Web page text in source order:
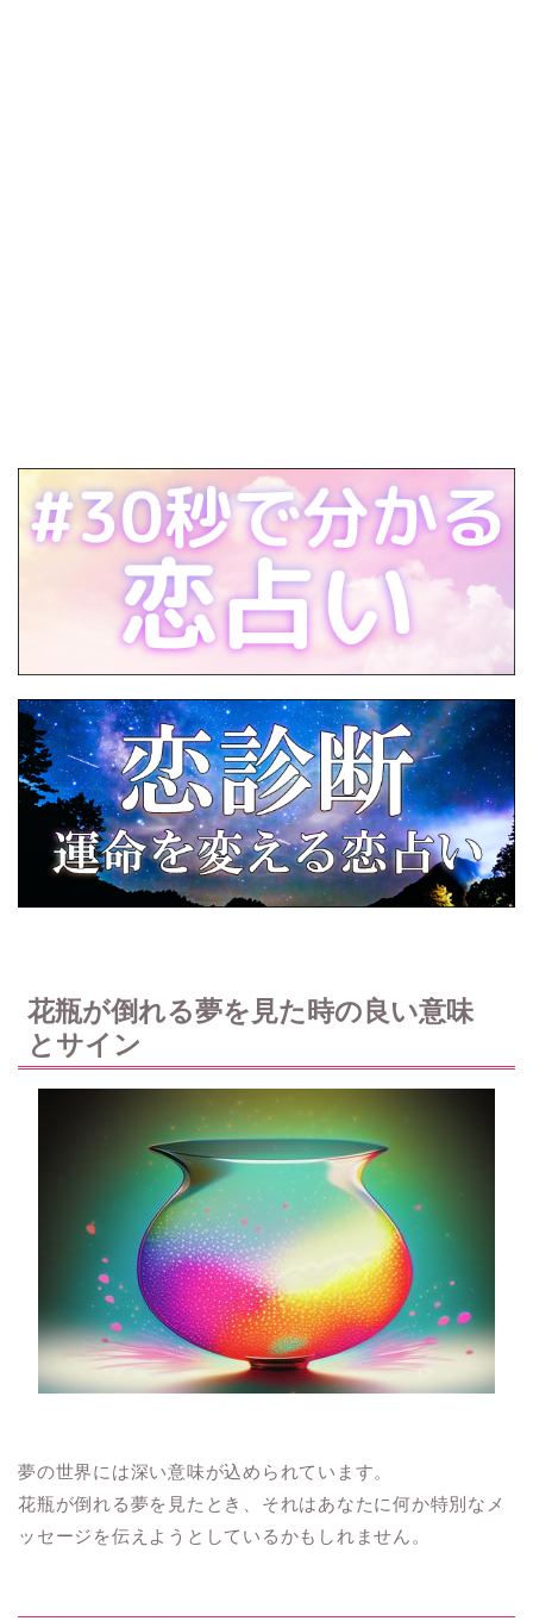
花瓶が倒れる夢を見た時の良い意味
とサイン
夢の世界には深い意味が込められています。
花瓶が倒れる夢を見たとき、それはあなたに何か特別なメ
ッセージを伝えようとしているかもしれません。